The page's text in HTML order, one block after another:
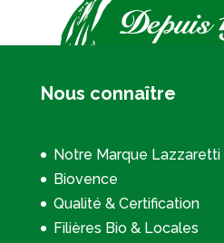
Nous connaître
Notre Marque Lazzaretti
Biovence
Qualité & Certification
Filières Bio & Locales